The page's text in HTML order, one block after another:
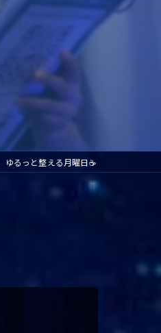
ゆるっと整える月曜日☕